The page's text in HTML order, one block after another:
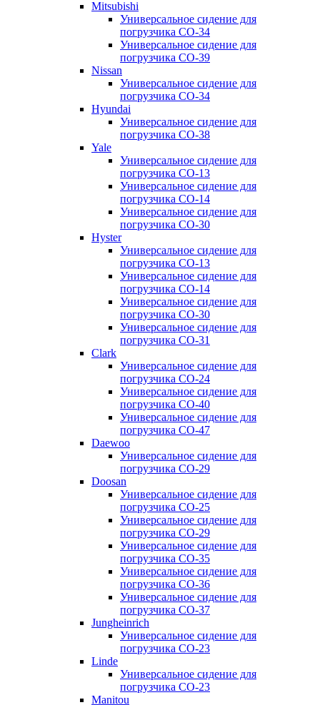
Mitsubishi
Универсальное сидение для
погрузчика CO-34
Универсальное сидение для
погрузчика CO-39
Nissan
Универсальное сидение для
погрузчика CO-34
Hyundai
Универсальное сидение для
погрузчика CO-38
Yale
Универсальное сидение для
погрузчика CO-13
Универсальное сидение для
погрузчика CO-14
Универсальное сидение для
погрузчика CO-30
Hyster
Универсальное сидение для
погрузчика CO-13
Универсальное сидение для
погрузчика CO-14
Универсальное сидение для
погрузчика CO-30
Универсальное сидение для
погрузчика CO-31
Clark
Универсальное сидение для
погрузчика CO-24
Универсальное сидение для
погрузчика CO-40
Универсальное сидение для
погрузчика CO-47
Daewoo
Универсальное сидение для
погрузчика CO-29
Doosan
Универсальное сидение для
погрузчика CO-25
Универсальное сидение для
погрузчика CO-29
Универсальное сидение для
погрузчика CO-35
Универсальное сидение для
погрузчика CO-36
Универсальное сидение для
погрузчика CO-37
Jungheinrich
Универсальное сидение для
погрузчика CO-23
Linde
Универсальное сидение для
погрузчика CO-23
Manitou